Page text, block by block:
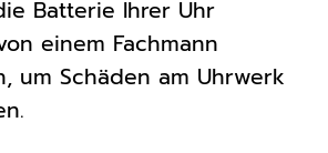
Batterie Ihrer Uhr
einem Fachmann
um Schäden am Uhrwerk